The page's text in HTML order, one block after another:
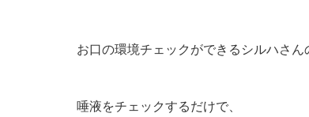
お口の環境チェックができるシルハさん
唾液をチェックするだけで、